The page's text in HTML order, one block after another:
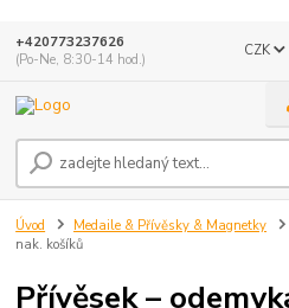
CZK
+420773237626
(Po-Ne, 8:30-14 hod.)
Úvod Medaile & Přívěsky & Magnetky
nak. košíků
Přívěsek –